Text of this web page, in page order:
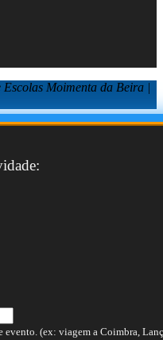
Moimenta da Beira |
evento. (ex: viagem a Coimbra,